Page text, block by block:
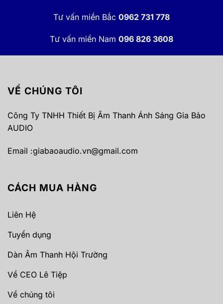
Tư vấn miền Bắc 0962 731 778
Tư vấn miền Nam 096 826 3608
VỀ CHÚNG TÔI
Công Ty TNHH Thiết Bị Âm Thanh Ánh Sáng Gia Bảo
AUDIO
Email :giabaoaudio.vn@gmail.com
CÁCH MUA HÀNG
Liên Hệ
Tuyển dụng
Dàn Âm Thanh Hội Trường
Về CEO Lê Tiệp
Về chúng tôi